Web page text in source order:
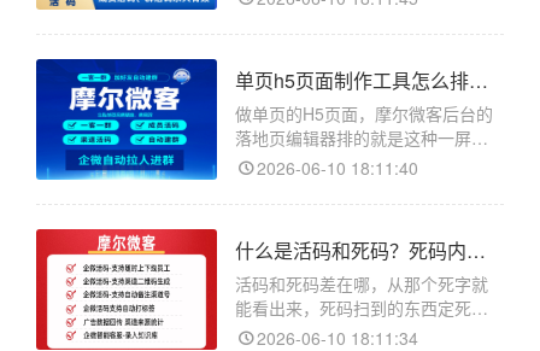
工具，落地页搭建在客服链接的详
画布开始做，往往做出来的页面元
素乱、留白怪、按钮位置别扭，
单页h5页面制作工具怎么排？一屏往下滑的单页适合投放
做单页的H5页面，摩尔微客后台的
落地页编辑器排的就是这种一屏往
下滑的单页，正适合投放引流。摩
理工具，落地页在客服链接详情页
回跳，客户进来就是一个长页面从
上往下看完。投广告的落地页基
2026-06-10 18:11:40
什么是活码和死码？死码内容钉死活码后台随时改的区别
活码和死码差在哪，从那个死字就
能看出来，死码扫到的东西定死了
改不了，活码后面挂的内容随时能
2026-06-10 18:11:34